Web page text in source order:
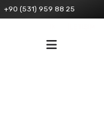
+90 (531) 959 88 25